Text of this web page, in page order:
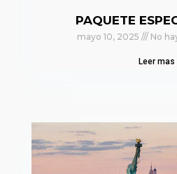
PAQUETE
mayo 10, 2025 No
Leer mas